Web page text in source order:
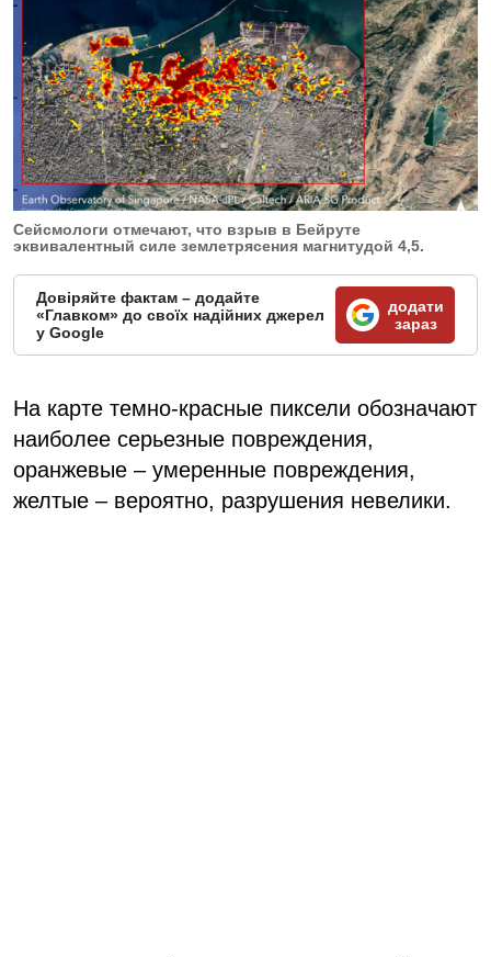
Сейсмологи отмечают, что взрыв в Бейруте
эквивалентный силе землетрясения магнитудой 4,5.
Довіряйте фактам – додайте
«Главком» до своїх надійних джерел
у Google
додати
зараз
На карте темно-красные пиксели обозначают
наиболее серьезные повреждения,
оранжевые – умеренные повреждения,
желтые – вероятно, разрушения невелики.